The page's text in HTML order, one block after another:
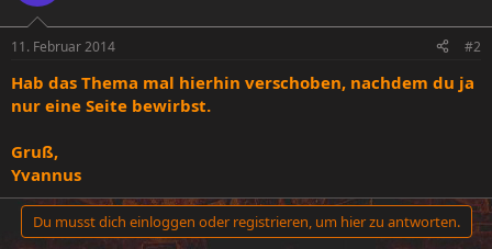
11. Februar 2014 #2
Hab das Thema mal hierhin verschoben, nachdem du ja
nur eine Seite bewirbst.
Gruß,
Yvannus
Du musst dich einloggen oder registrieren, um hier zu antworten.